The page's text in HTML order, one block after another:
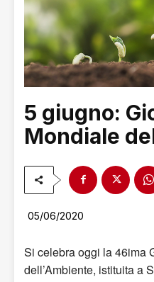
5 giugno:
Mondiale
05/06/2020
Si celebra oggi la 46ima
dell’Ambiente, istituita a